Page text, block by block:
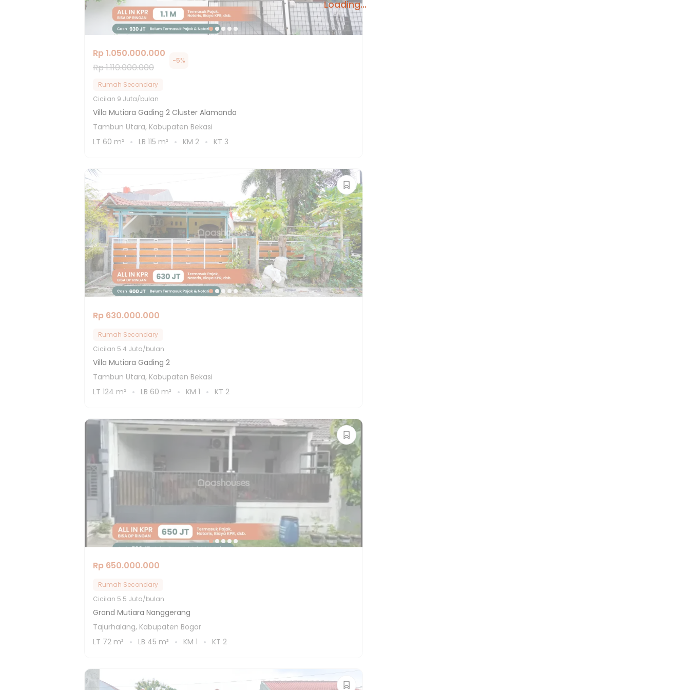
Loading...
Rp 1.050.000.000
Rp 1.110.000.000
-5%
Rumah Secondary
Cicilan 9 Juta/bulan
Villa Mutiara Gading 2 Cluster Alamanda
Tambun Utara, Kabupaten Bekasi
LT 60 m² LB 115 m² KM 2 KT 3
Rp 630.000.000
Rumah Secondary
Cicilan 5.4 Juta/bulan
Villa Mutiara Gading 2
Tambun Utara, Kabupaten Bekasi
LT 124 m² LB 60 m² KM 1 KT 2
Rp 650.000.000
Rumah Secondary
Cicilan 5.5 Juta/bulan
Grand Mutiara Nanggerang
Tajurhalang, Kabupaten Bogor
LT 72 m² LB 45 m² KM 1 KT 2